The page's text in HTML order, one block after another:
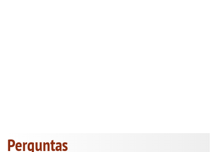
Perguntas